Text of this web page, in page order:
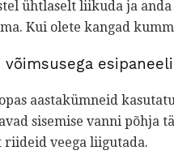
ühtlaselt liikuda ja
Kui olete kangad
võimsusega
aastakümneid
sisemise vanni põhja
riideid veega liigutada.